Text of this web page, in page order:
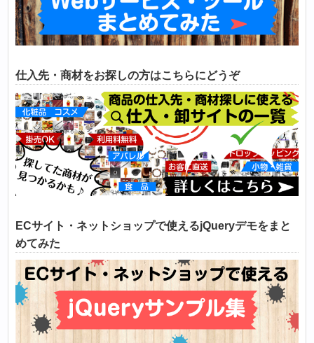
仕入先・商材をお探しの方はこちらにどうぞ
ECサイト・ネットショップで使えるjQueryデモをまと
めてみた